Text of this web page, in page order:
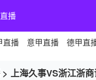
播
直播 意甲直播 德甲直
> 上海久事VS浙江浙